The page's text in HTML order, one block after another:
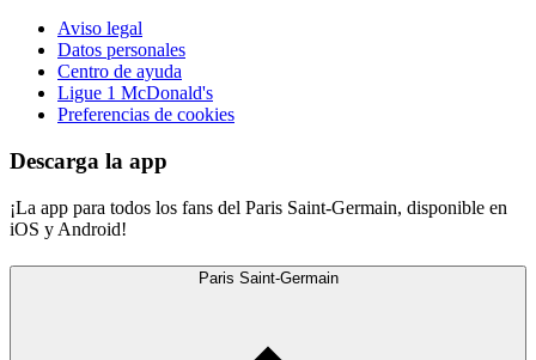
Aviso legal
Datos personales
Centro de ayuda
Ligue 1 McDonald's
Preferencias de cookies
Descarga la app
¡La app para todos los fans del Paris Saint-Germain, disponible en
iOS y Android!
Paris Saint-Germain